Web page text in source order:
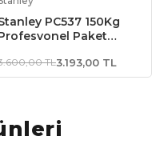
PC537 150Kg
Paket
TL3.193,00 TL